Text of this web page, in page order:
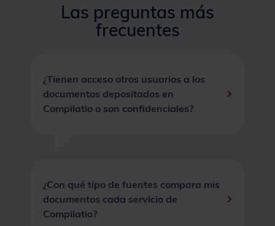
Las preguntas más
frecuentes
¿Tienen acceso otros usuarios a los
documentos depositados en
Compilatio o son confidenciales?
¿Con qué tipo de fuentes compara mis
documentos cada servicio de
Compilatio?